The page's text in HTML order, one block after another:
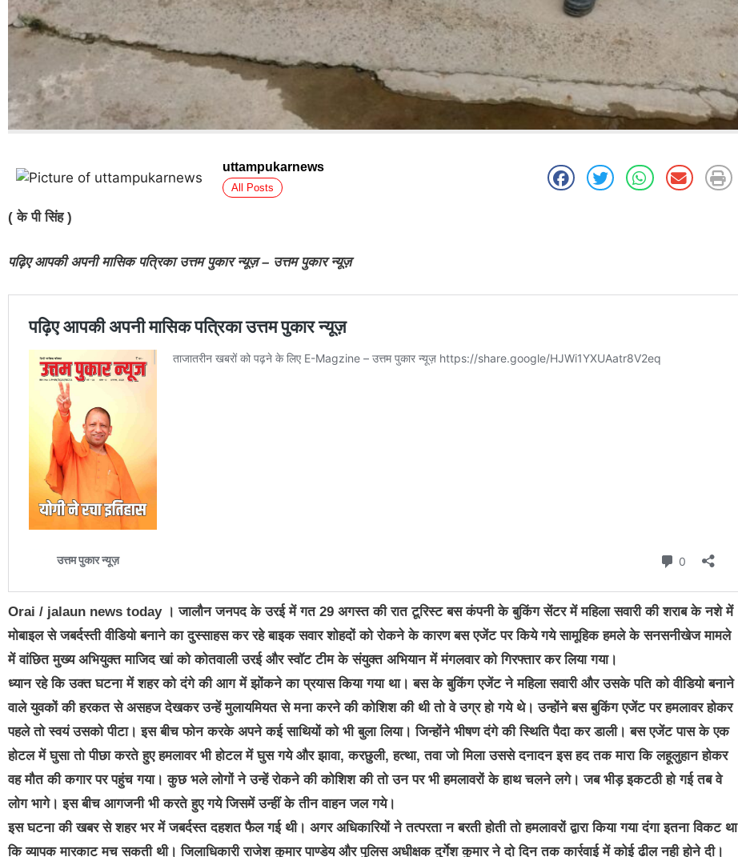
uttampukarnews
All Posts
( के पी सिंह )
पढ़िए आपकी अपनी मासिक पत्रिका उत्तम पुकार न्यूज़ – उत्तम पुकार न्यूज़
Orai / jalaun news today। जालौन जनपद के उरई में गत 29 अगस्त की रात टूरिस्ट बस कंपनी के बुकिंग सेंटर में महिला सवारी की शराब के नशे में
मोबाइल से जबर्दस्ती वीडियो बनाने का दुस्साहस कर रहे बाइक सवार शोहदों को रोकने के कारण बस एजेंट पर किये गये सामूहिक हमले के सनसनीखेज मामले
में वांछित मुख्य अभियुक्त माजिद खां को कोतवाली उरई और स्वॉट टीम के संयुक्त अभियान में मंगलवार को गिरफ्तार कर लिया गया।
ध्यान रहे कि उक्त घटना में शहर को दंगे की आग में झोंकने का प्रयास किया गया था। बस के बुकिंग एजेंट ने महिला सवारी और उसके पति को वीडियो बनाने
वाले युवकों की हरकत से असहज देखकर उन्हें मुलायमियत से मना करने की कोशिश की थी तो वे उग्र हो गये थे। उन्होंने बस बुकिंग एजेंट पर हमलावर होकर
पहले तो स्वयं उसको पीटा। इस बीच फोन करके अपने कई साथियों को भी बुला लिया। जिन्होंने भीषण दंगे की स्थिति पैदा कर डाली। बस एजेंट पास के एक
होटल में घुसा तो पीछा करते हुए हमलावर भी होटल में घुस गये और झावा, करछुली, हत्था, तवा जो मिला उससे दनादन इस हद तक मारा कि लहूलुहान होकर
वह मौत की कगार पर पहुंच गया। कुछ भले लोगों ने उन्हें रोकने की कोशिश की तो उन पर भी हमलावरों के हाथ चलने लगे। जब भीड़ इकटठी हो गई तब वे
लोग भागे। इस बीच आगजनी भी करते हुए गये जिसमें उन्हीं के तीन वाहन जल गये।
इस घटना की खबर से शहर भर में जबर्दस्त दहशत फैल गई थी। अगर अधिकारियों ने तत्परता न बरती होती तो हमलावरों द्वारा किया गया दंगा इतना विकट था
कि व्यापक मारकाट मच सकती थी। जिलाधिकारी राजेश कुमार पाण्डेय और पुलिस अधीक्षक दुर्गेश कुमार ने दो दिन तक कार्रवाई में कोई ढील नही होने दी।